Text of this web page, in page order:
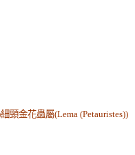
頸金花蟲屬(Lema (Petauristes))